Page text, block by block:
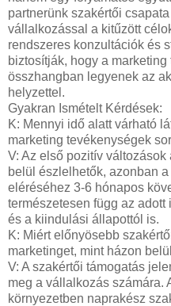
partnerünk szakértői
vállalkozással a kitűzött
rendszeres konzultációk és
biztosítják, hogy a
összhangban legyenek az
helyzettel.
Gyakran Ismételt Kérdések:
K: Mennyi idő alatt várható
marketing tevékenységek
V: Az első pozitív
belül észlelhetők, azonban
eléréséhez 3-6 hónapos
természetesen függ az adott
és a kiindulási állapottól is.
K: Miért előnyösebb
marketinget, mint házon
V: A szakértői támogatás
meg a vállalkozás számára.
környezetben naprakész